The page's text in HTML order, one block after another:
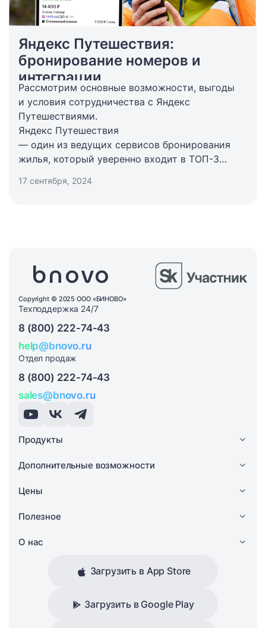
Яндекс Путешествия:
бронирование номеров и
интеграции
Рассмотрим основные возможности, выгоды
и условия сотрудничества с Яндекс
Путешествиями.
Яндекс Путешествия
— один из ведущих сервисов бронирования
жилья, который уверенно входит в ТОП-3
с этим сервисом открывает новые
17 сентября, 2024
Copyright © 2025 ООО «БИНОВО»
Техподдержка 24/7
8 (800) 222-74-43
help@bnovo.ru
Отдел продаж
8 (800) 222-74-43
sales@bnovo.ru
Продукты
Дополнительные возможности
Цены
Полезное
О нас
Загрузить в App Store
Загрузить в Google Play